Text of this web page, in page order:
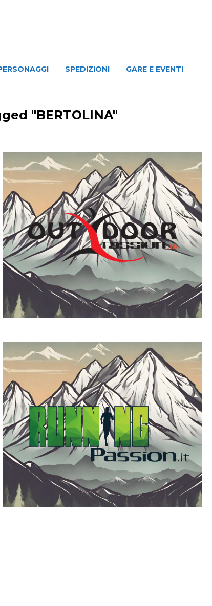
SPEDIZIONI GARE E EVENTI
"BERTOLINA"